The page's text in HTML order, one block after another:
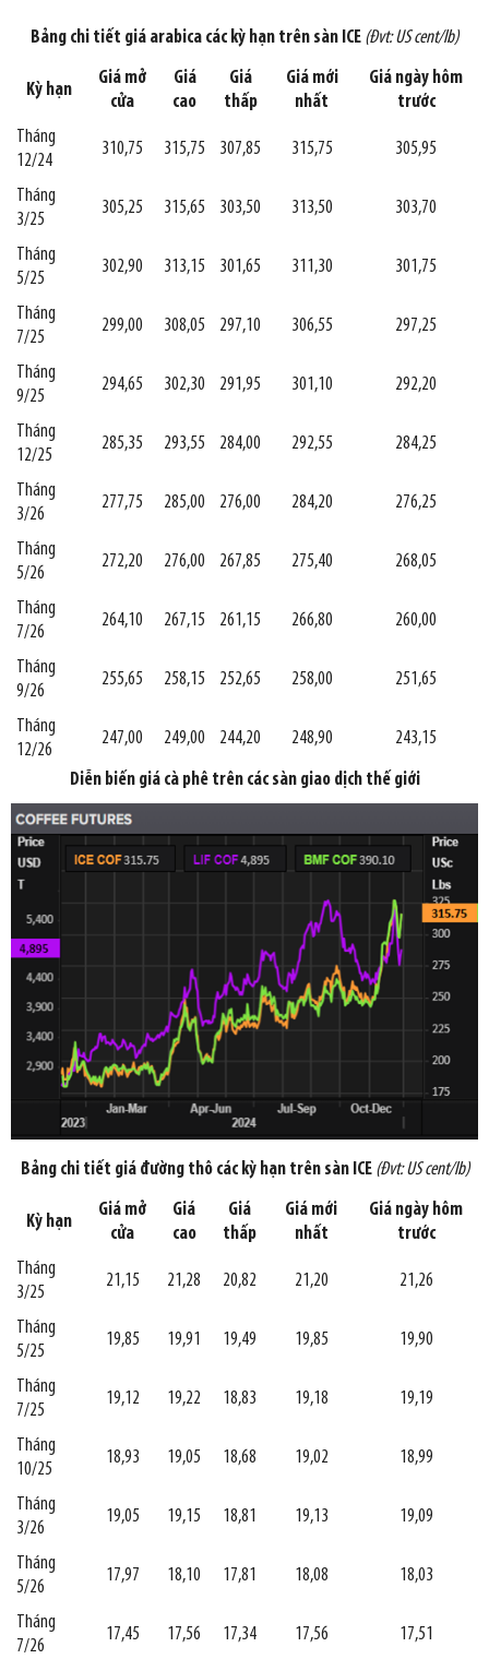
Bảng chi tiết giá arabica các kỳ hạn trên sàn ICE (Đvt: US cent/lb)
Kỳ hạn
Giá mở
cửa
Giá
cao
Giá
thấp
Giá mới
nhất
Giá ngày hôm
trước
Tháng
12/24
310,75 315,75 307,85 315,75 305,95
Tháng
3/25
305,25 315,65 303,50 313,50 303,70
Tháng
5/25
302,90 313,15 301,65 311,30 301,75
Tháng
7/25
299,00 308,05 297,10 306,55 297,25
Tháng
9/25
294,65 302,30 291,95 301,10 292,20
Tháng
12/25
285,35 293,55 284,00 292,55 284,25
Tháng
3/26
277,75 285,00 276,00 284,20 276,25
Tháng
5/26
272,20 276,00 267,85 275,40 268,05
Tháng
7/26
264,10 267,15 261,15 266,80 260,00
Tháng
9/26
255,65 258,15 252,65 258,00 251,65
Tháng
12/26
247,00 249,00 244,20 248,90 243,15
Diễn biến giá cà phê trên các sàn giao dịch thế giới
Bảng chi tiết giá đường thô các kỳ hạn trên sàn ICE (Đvt: US cent/lb)
Kỳ hạn
Giá mở
cửa
Giá
cao
Giá
thấp
Giá mới
nhất
Giá ngày hôm
trước
Tháng
3/25
21,15 21,28 20,82 21,20 21,26
Tháng
5/25
19,85 19,91 19,49 19,85 19,90
Tháng
7/25
19,12 19,22 18,83 19,18 19,19
Tháng
10/25
18,93 19,05 18,68 19,02 18,99
Tháng
3/26
19,05 19,15 18,81 19,13 19,09
Tháng
5/26
17,97 18,10 17,81 18,08 18,03
Tháng
7/26
17,45 17,56 17,34 17,56 17,51